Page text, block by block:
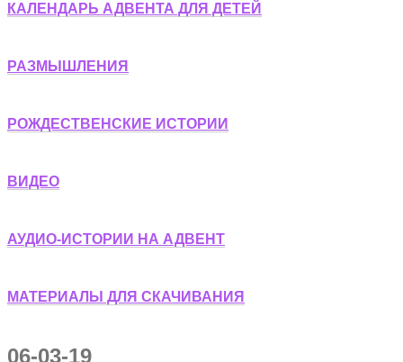
КАЛЕНДАРЬ АДВЕНТА ДЛЯ ДЕТЕЙ
РАЗМЫШЛЕНИЯ
РОЖДЕСТВЕНСКИЕ ИСТОРИИ
ВИДЕО
АУДИО-ИСТОРИИ НА АДВЕНТ
МАТЕРИАЛЫ ДЛЯ СКАЧИВАНИЯ
06-03-19